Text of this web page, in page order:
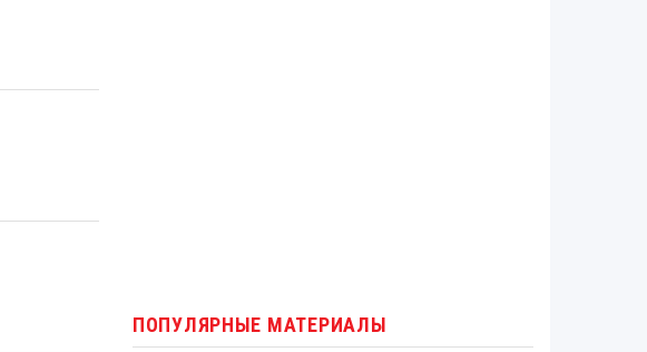
ПОПУЛЯРНЫЕ МАТЕРИАЛЫ